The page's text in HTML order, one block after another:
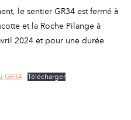
M
AI
le sentier GR34 est fermé à
et la Roche Pilange à
2024 et pour une durée
GR34 Télécharger